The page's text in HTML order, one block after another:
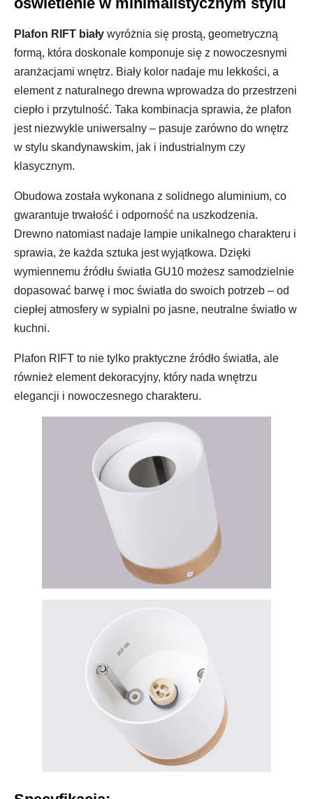
Plafon RIFT biały wyróżnia się prostą, geometryczną
formą, która doskonale komponuje się z nowoczesnymi
aranżacjami wnętrz. Biały kolor nadaje mu lekkości, a
element z naturalnego drewna wprowadza do przestrzeni
ciepło i przytulność. Taka kombinacja sprawia, że plafon
jest niezwykle uniwersalny – pasuje zarówno do wnętrz
w stylu skandynawskim, jak i industrialnym czy
klasycznym.
Obudowa została wykonana z solidnego aluminium, co
gwarantuje trwałość i odporność na uszkodzenia.
Drewno natomiast nadaje lampie unikalnego charakteru i
sprawia, że każda sztuka jest wyjątkowa. Dzięki
wymiennemu źródłu światła GU10 możesz samodzielnie
dopasować barwę i moc światła do swoich potrzeb – od
ciepłej atmosfery w sypialni po jasne, neutralne światło w
kuchni.
Plafon RIFT to nie tylko praktyczne źródło światła, ale
również element dekoracyjny, który nada wnętrzu
elegancji i nowoczesnego charakteru.